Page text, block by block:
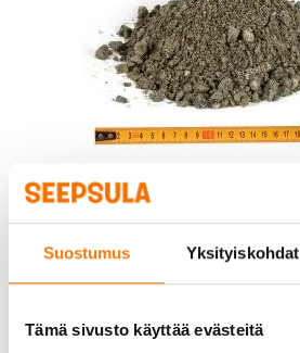
Suostumus Yksityiskohdat
Tämä sivusto käyttää evästeitä